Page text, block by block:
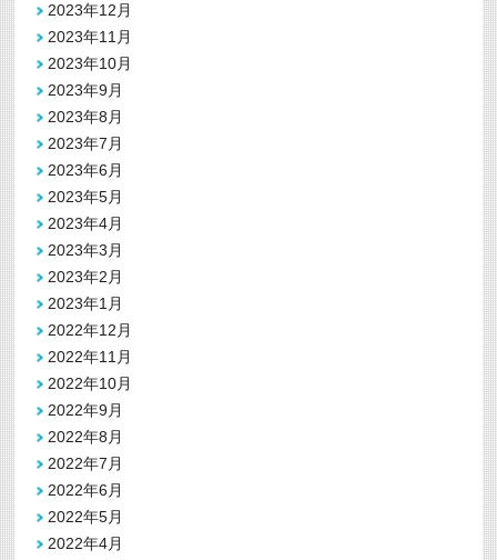
2023年12月
2023年11月
2023年10月
2023年9月
2023年8月
2023年7月
2023年6月
2023年5月
2023年4月
2023年3月
2023年2月
2023年1月
2022年12月
2022年11月
2022年10月
2022年9月
2022年8月
2022年7月
2022年6月
2022年5月
2022年4月